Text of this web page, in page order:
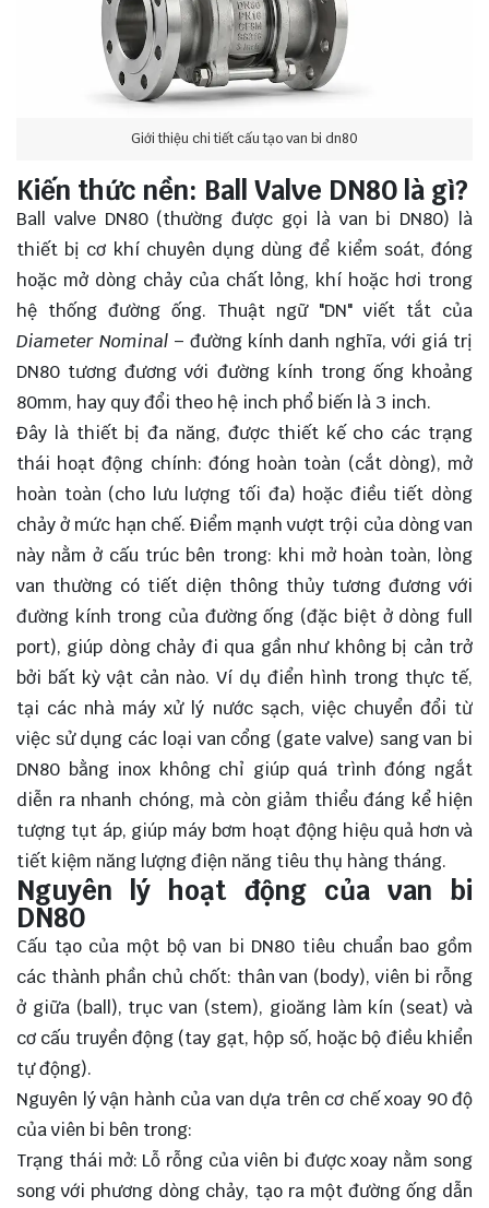
Giới thiệu chi tiết cấu tạo van bi dn80
Kiến thức nền: Ball Valve DN80 là gì?
Ball valve DN80 (thường được gọi là van bi DN80) là
thiết bị cơ khí chuyên dụng dùng để kiểm soát, đóng
hoặc mở dòng chảy của chất lỏng, khí hoặc hơi trong
hệ thống đường ống. Thuật ngữ "DN" viết tắt của
Diameter Nominal– đường kính danh nghĩa, với giá trị
DN80 tương đương với đường kính trong ống khoảng
80mm, hay quy đổi theo hệ inch phổ biến là 3 inch.
Đây là thiết bị đa năng, được thiết kế cho các trạng
thái hoạt động chính: đóng hoàn toàn (cắt dòng), mở
hoàn toàn (cho lưu lượng tối đa) hoặc điều tiết dòng
chảy ở mức hạn chế. Điểm mạnh vượt trội của dòng van
này nằm ở cấu trúc bên trong: khi mở hoàn toàn, lòng
van thường có tiết diện thông thủy tương đương với
đường kính trong của đường ống (đặc biệt ở dòng full
port), giúp dòng chảy đi qua gần như không bị cản trở
bởi bất kỳ vật cản nào. Ví dụ điển hình trong thực tế,
tại các nhà máy xử lý nước sạch, việc chuyển đổi từ
việc sử dụng các loại van cổng (gate valve) sang van bi
DN80 bằng inox không chỉ giúp quá trình đóng ngắt
diễn ra nhanh chóng, mà còn giảm thiểu đáng kể hiện
tượng tụt áp, giúp máy bơm hoạt động hiệu quả hơn và
tiết kiệm năng lượng điện năng tiêu thụ hàng tháng.
Nguyên lý hoạt động của van bi
DN80
Cấu tạo của một bộ van bi DN80 tiêu chuẩn bao gồm
các thành phần chủ chốt: thân van (body), viên bi rỗng
ở giữa (ball), trục van (stem), gioăng làm kín (seat) và
cơ cấu truyền động (tay gạt, hộp số, hoặc bộ điều khiển
tự động).
Nguyên lý vận hành của van dựa trên cơ chế xoay 90 độ
của viên bi bên trong:
Trạng thái mở: Lỗ rỗng của viên bi được xoay nằm song
song với phương dòng chảy, tạo ra một đường ống dẫn